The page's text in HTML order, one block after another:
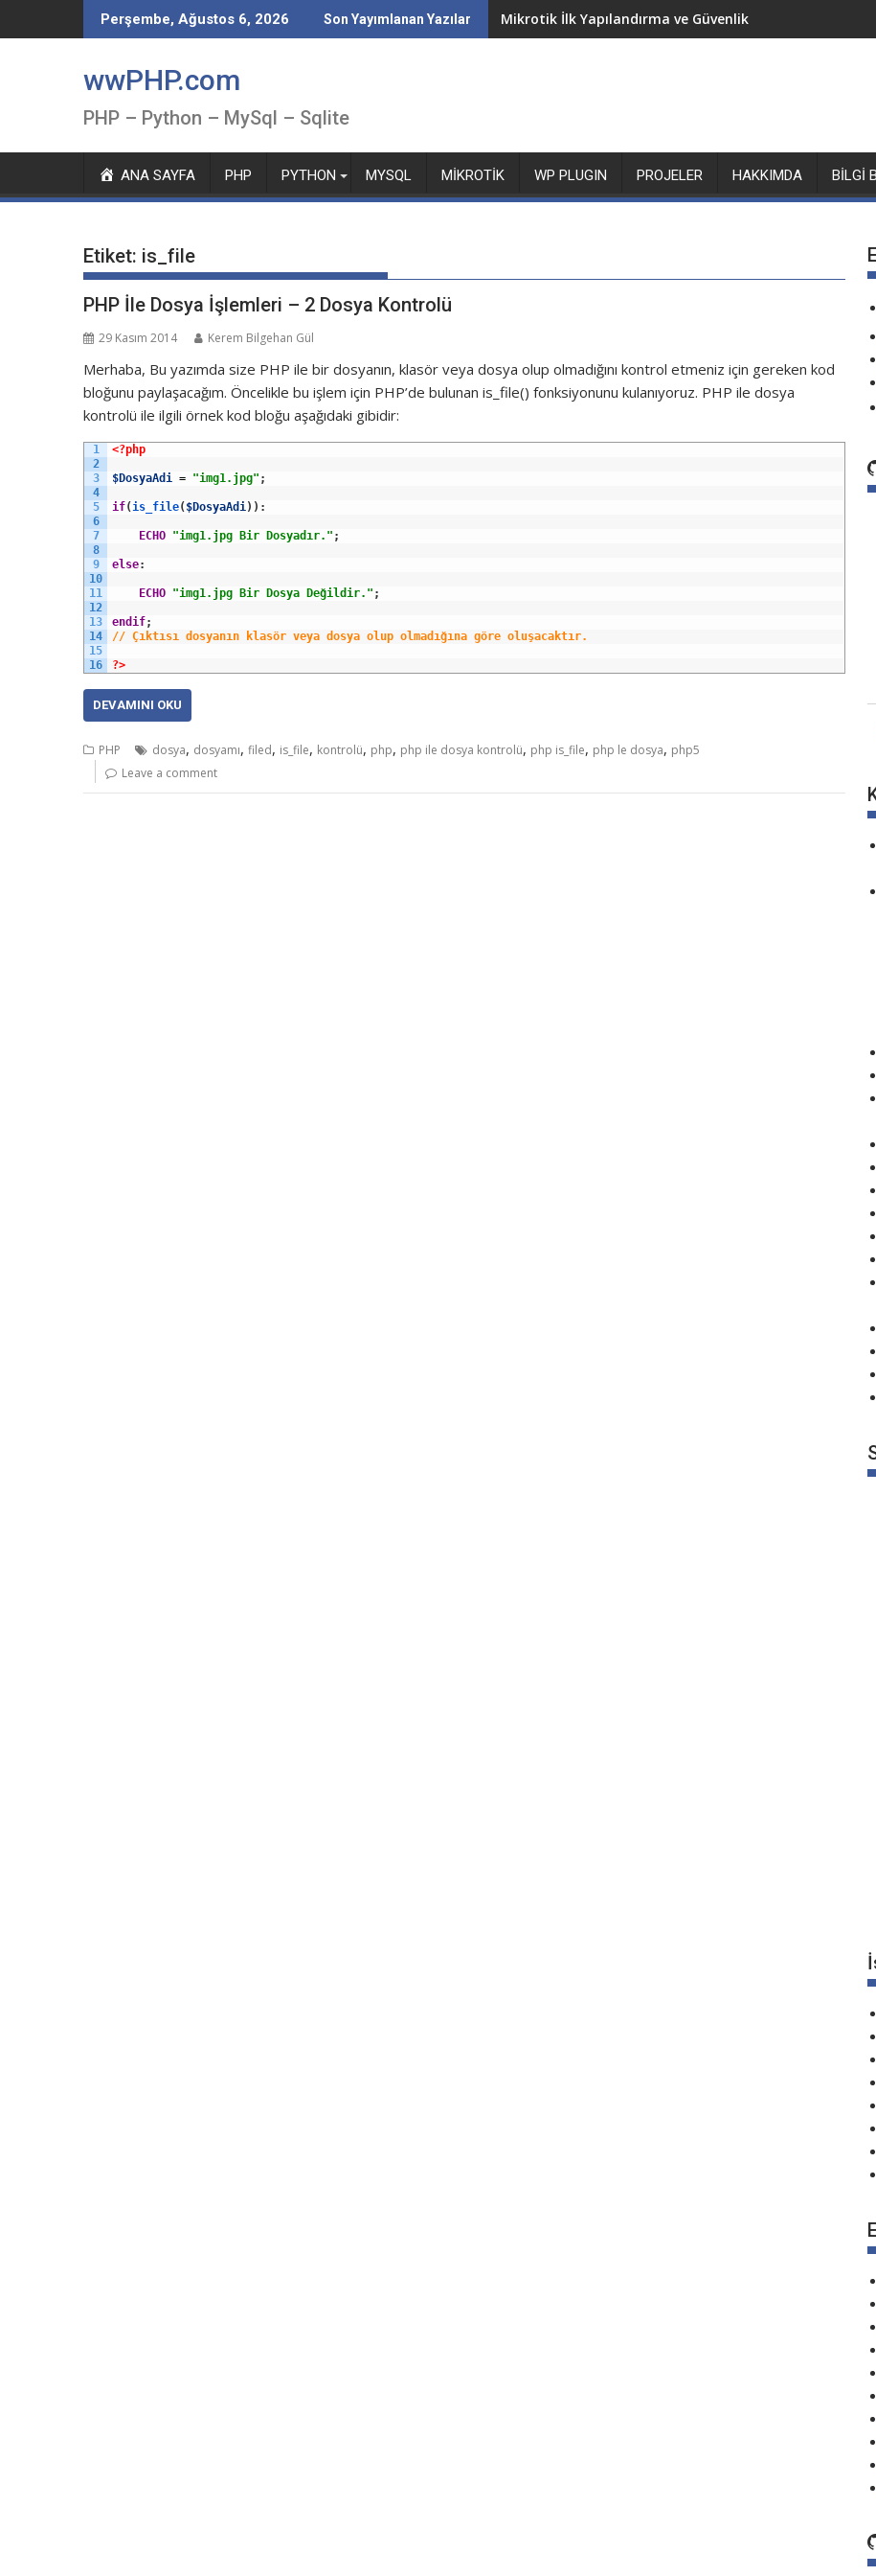
to
Perşembe, Ağustos 6, 2026 Son Yayımlanan Yazılar Mikrotik İlk Yapılandırma ve Güvenlik
wwPHP.com
PHP – Python – MySql – Sqlite
ANA SAYFA PHP PYTHON MYSQL MIKROTIK WP PLUGIN PROJELER HAKKIMDA BILGI
Etiket: is_file
PHP İle Dosya İşlemleri – 2 Dosya Kontrolü
29 Kasım 2014 Kerem Bilgehan Gül
Merhaba, Bu yazımda size PHP ile bir dosyanın, klasör veya dosya olup olmadığını kontrol etmeniz için gereken kod
bloğunu paylaşacağım. Öncelikle bu işlem için PHP’de bulunan is_file() fonksiyonunu kulanıyoruz. PHP ile dosya
kontrolü ile ilgili örnek kod bloğu aşağıdaki gibidir:
1
2
3
4
5
6
7
8
9
10
11
12
13
14
15
16
<?php
$DosyaAdi = "img1.jpg" ;
if(is_file( $DosyaAdi) ) :
ECHO "img1.jpg Bir Dosyadır." ;
else:
ECHO "img1.jpg Bir Dosya Değildir." ;
endif;
// Çıktısı dosyanın klasör veya dosya olup olmadığına göre oluşacaktır.
?>
DEVAMINI OKU
PHP dosya, dosyamı, filed, is_file, kontrolü, php, php ile dosya kontrolü, php is_file, php le dosya, php5
Leave a comment